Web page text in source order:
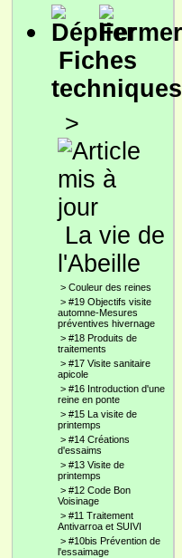
Fiches
techniques
>
La vie de
l'Abeille
> Couleur des reines
> #19 Objectifs visite
automne-Mesures
préventives hivernage
> #18 Produits de
traitements
> #17 Visite sanitaire
apicole
> #16 Introduction d'une
reine en ponte
> #15 La visite de
printemps
> #14 Créations
d'essaims
> #13 Visite de
printemps
> #12 Code Bon
Voisinage
> #11 Traitement
Antivarroa et SUIVI
> #10bis Prévention de
l'essaimage